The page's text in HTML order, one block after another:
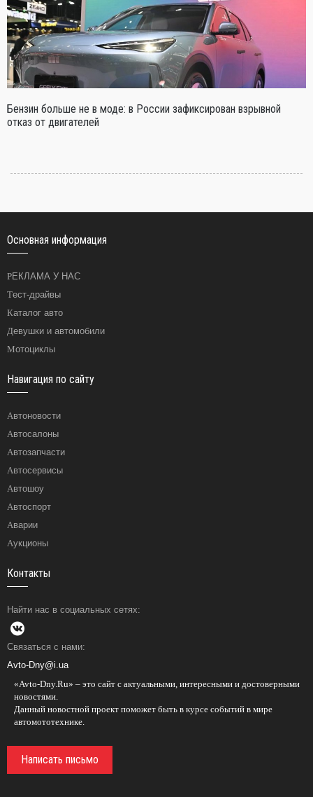
Бензин больше не в моде: в России зафиксирован взрывной
отказ от двигателей
Основная информация
РЕКЛАМА У НАС
Тест-драйвы
Каталог авто
Девушки и автомобили
Мотоциклы
Навигация по сайту
Автоновости
Автосалоны
Автозапчасти
Автосервисы
Автошоу
Автоспорт
Аварии
Аукционы
Контакты
Найти нас в социальных сетях:
Связаться с нами:
Avto-Dny@i.ua
«Avto-Dny.Ru» – это сайт с актуальными, интересными и достоверными
новостями.
Данный новостной проект поможет быть в курсе событий в мире
автомототехнике.
Написать письмо